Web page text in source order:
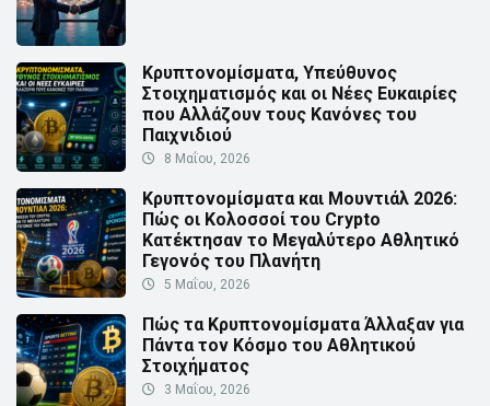
Κρυπτονομίσματα, Υπεύθυνος
Στοιχηματισμός και οι Νέες Ευκαιρίες
που Αλλάζουν τους Κανόνες του
Παιχνιδιού
8 Μαΐου, 2026
Κρυπτονομίσματα και Μουντιάλ 2026:
Πώς οι Κολοσσοί του Crypto
Κατέκτησαν το Μεγαλύτερο Αθλητικό
Γεγονός του Πλανήτη
5 Μαΐου, 2026
Πώς τα Κρυπτονομίσματα Άλλαξαν για
Πάντα τον Κόσμο του Αθλητικού
Στοιχήματος
3 Μαΐου, 2026